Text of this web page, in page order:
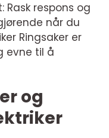
Rask respons og
når du
Ringsaker er
evne til å
og